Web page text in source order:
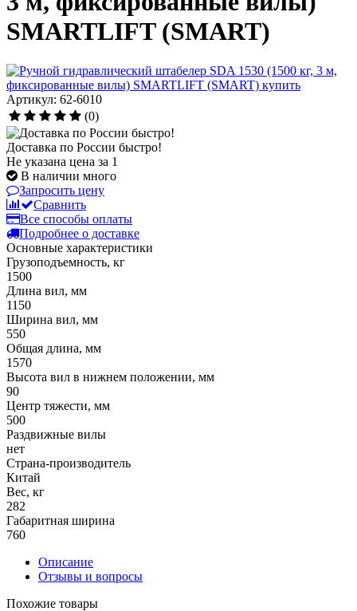
SMARTLIFT (SMART)
Артикул: 62-6010
(0)
Доставка по России быстро!
Не указана цена за 1
В наличии много
Запросить цену
Сравнить
Все способы оплаты
Подробнее о доставке
Основные характеристики
Грузоподъемность, кг
1500
Длина вил, мм
1150
Ширина вил, мм
550
Общая длина, мм
1570
Высота вил в нижнем положении, мм
90
Центр тяжести, мм
500
Раздвижные вилы
нет
Страна-производитель
Китай
Вес, кг
282
Габаритная ширина
760
Описание
Отзывы и вопросы
Похожие товары